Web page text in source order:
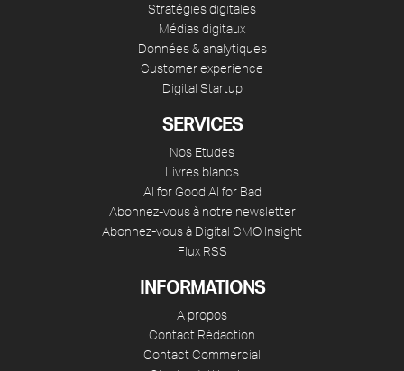
Stratégies digitales
Médias digitaux
Données & analytiques
Customer experience
Digital Startup
SERVICES
Nos Etudes
Livres blancs
AI for Good AI for Bad
Abonnez-vous à notre newsletter
Abonnez-vous à Digital CMO Insight
Flux RSS
INFORMATIONS
A propos
Contact Rédaction
Contact Commercial